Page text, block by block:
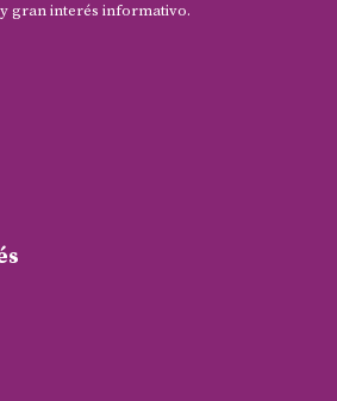
gran interés informativo.